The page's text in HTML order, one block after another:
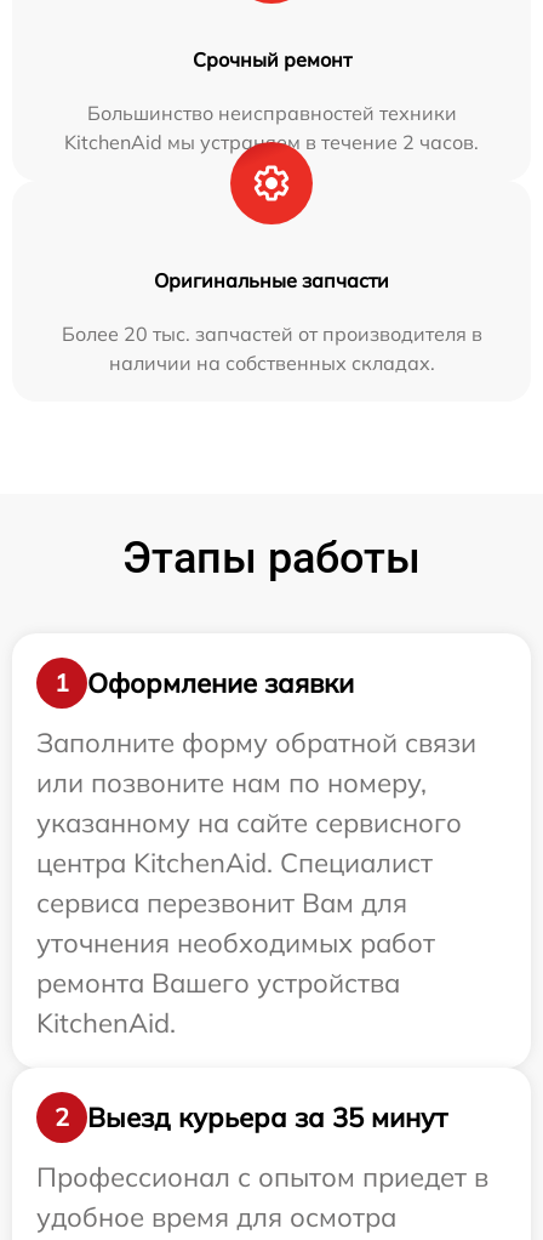
Срочный ремонт
Большинство неисправностей техники
KitchenAid мы устраняем в течение 2 часов.
Оригинальные запчасти
Более 20 тыс. запчастей от производителя в
наличии на собственных складах.
Этапы работы
1
Оформление заявки
Заполните форму обратной связи
или позвоните нам по номеру,
указанному на сайте сервисного
центра KitchenAid. Специалист
сервиса перезвонит Вам для
уточнения необходимых работ
ремонта Вашего устройства
KitchenAid.
2
Выезд курьера за 35 минут
Профессионал с опытом приедет в
удобное время для осмотра